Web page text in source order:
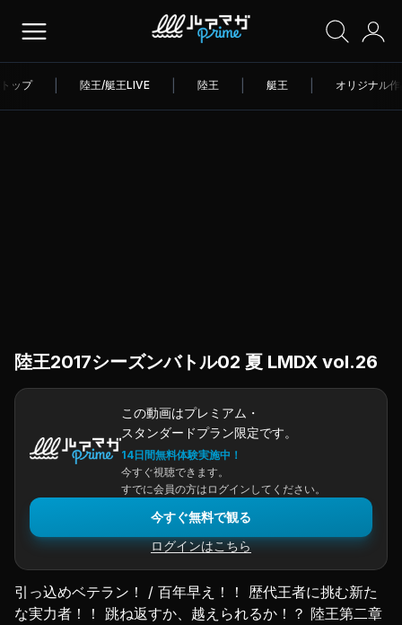
トップ 陸王/艇王LIVE 陸王 艇王 オリジナル
陸王2017シーズンバトル02 夏 LMDX vol.26
この動画はプレミアム・
スタンダードプラン限定です。
14日間無料体験実施中！
今すぐ視聴できます。
すでに会員の方はログインしてください。
今すぐ無料で観る
ログインはこちら
引っ込めベテラン！ / 百年早え！！ 歴代王者に挑む新た
な実力者！！ 跳ね返すか、越えられるか！？ 陸王第二章